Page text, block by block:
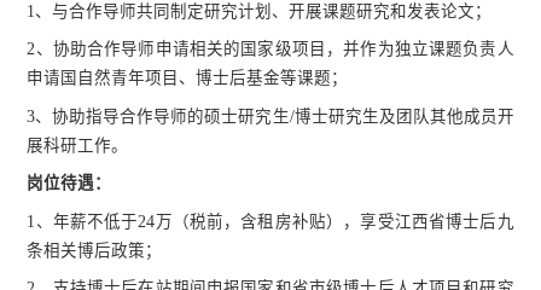
1、与合作导师共同制定研究计划、开展课题研究和发表论文；
2、协助合作导师申请相关的国家级项目，并作为独立课题负责人
申请国自然青年项目、博士后基金等课题；
3、协助指导合作导师的硕士研究生/博士研究生及团队其他成员开
展科研工作。
岗位待遇：
1、年薪不低于24万（税前，含租房补贴），享受江西省博士后九
条相关博后政策；